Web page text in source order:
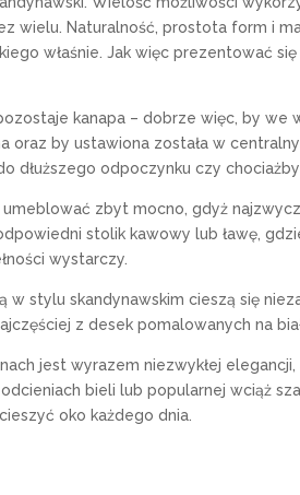
wielu. Naturalność, prostota form i
właśnie. Jak więc prezentować
kanapa – dobrze więc, by we
oraz by ustawiona została w
dłuższego odpoczynku czy
zbyt mocno, gdyż
stolik kawowy lub ławę,
wystarczy.
w stylu skandynawskim cieszą się
z desek pomalowanych na
jest wyrazem niezwykłej
bieli lub popularnej wciąż
oko każdego dnia.